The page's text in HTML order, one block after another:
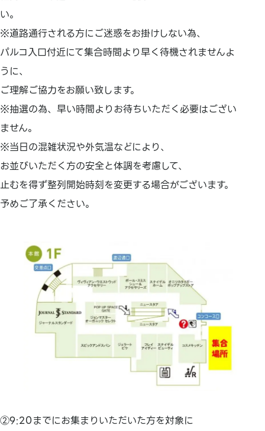
い。
※道路通行される方にご迷惑をお掛けしない為、
パルコ入口付近にて集合時間より早く待機されませんよ
うに、
ご理解ご協力をお願い致します。
※抽選の為、早い時間よりお待ちいただく必要はござい
ません。
※当日の混雑状況や外気温などにより、
お並びいただく方の安全と体調を考慮して、
止むを得ず整列開始時刻を変更する場合がございます。
予めご了承ください。
②9:20までにお集まりいただいた方を対象に